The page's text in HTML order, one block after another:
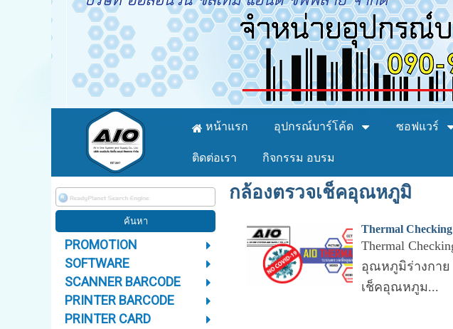
หน้าแรก อุปกรณ์บาร์โค้ด ซอฟแวร์
ติดต่อเรา กิจกรรม อบรม
PROMOTION
SOFTWARE
SCANNER BARCODE
PRINTER BARCODE
PRINTER CARD
กล้องตรวจเช็คอุณหภูมิ
Thermal Checking
Thermal
อุณหภูมิร่างกาย
เช็คอุณหภูม...